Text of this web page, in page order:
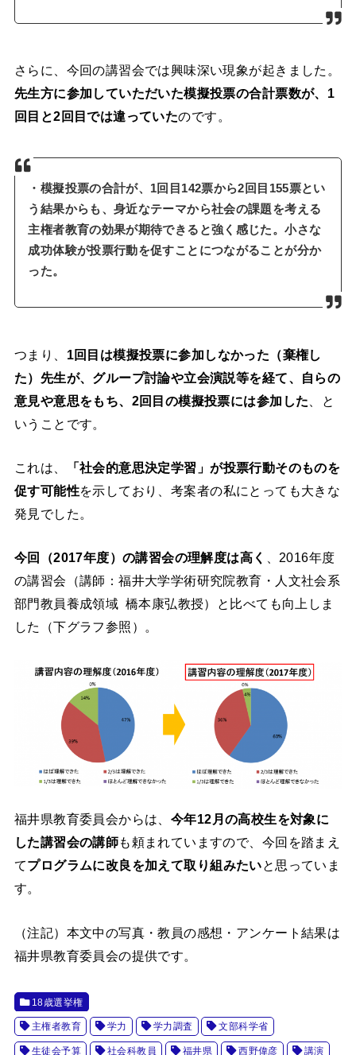
さらに、今回の講習会では興味深い現象が起きました。
先生方に参加していただいた模擬投票の合計票数が、1
回目と2回目では違っていたのです。
・模擬投票の合計が、1回目142票から2回目155票とい
う結果からも、身近なテーマから社会の課題を考える
主権者教育の効果が期待できると強く感じた。小さな
成功体験が投票行動を促すことにつながることが分か
った。
つまり、 1回目は模擬投票に参加しなかった（棄権し
た）先生が、グループ討論や立会演説等を経て、自らの
意見や意思をもち、2回目の模擬投票には参加した 、と
いうことです。
これは、
「社会的意思決定学習」が投票行動そのものを
促す可能性を示しており、考案者の私にとっても大きな
発見でした。
今回（2017年度）の講習会の理解度は高く
、2016年度
の講習会（講師：福井大学学術研究院教育・人文社会系
部門教員養成領域 橋本康弘教授）と比べても向上しま
した（下グラフ参照）。
福井県教育委員会からは、 今年12月の高校生を対象に
した講習会の講師も頼まれていますので、今回を踏まえ
てプログラムに改良を加えて取り組みたいと思っていま
す。
（注記）本文中の写真・教員の感想・アンケート結果は
福井県教育委員会の提供です。
18歳選挙権
主権者教育 学力 学力調査 文部科学省
生徒会予算 社会科教員 福井県 西野偉彦 講演